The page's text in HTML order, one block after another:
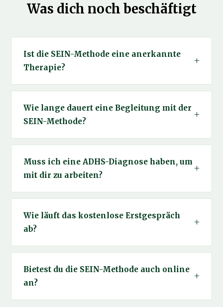
Was dich noch beschäftigt
Ist die SEIN-Methode eine anerkannte
Therapie?
Wie lange dauert eine Begleitung mit der
SEIN-Methode?
Muss ich eine ADHS-Diagnose haben, um
mit dir zu arbeiten?
Wie läuft das kostenlose Erstgespräch
ab?
Bietest du die SEIN-Methode auch online
an?